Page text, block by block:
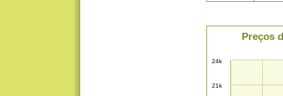
Preços
21k
24k